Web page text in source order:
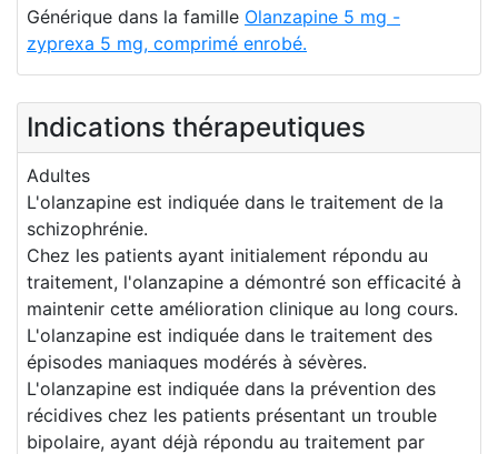
Générique dans la famille Olanzapine 5 mg -
zyprexa 5 mg, comprimé enrobé.
Indications thérapeutiques
Adultes
L'olanzapine est indiquée dans le traitement de la
schizophrénie.
Chez les patients ayant initialement répondu au
traitement, l'olanzapine a démontré son efficacité à
maintenir cette amélioration clinique au long cours.
L'olanzapine est indiquée dans le traitement des
épisodes maniaques modérés à sévères.
L'olanzapine est indiquée dans la prévention des
récidives chez les patients présentant un trouble
bipolaire, ayant déjà répondu au traitement par